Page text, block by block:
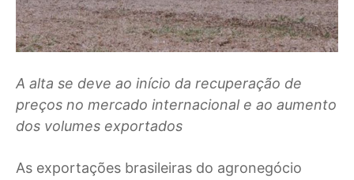
A alta se deve ao início da recuperação de
preços no mercado internacional e ao aumento
dos volumes exportados
As exportações brasileiras do agronegócio